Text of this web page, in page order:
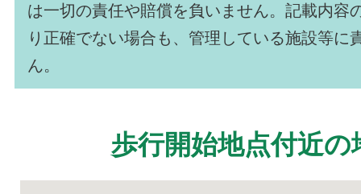
は一切の責任や賠償を負いません。記載内容
り正確でない場合も、管理している施設等に
ん。
歩行開始地点付近の